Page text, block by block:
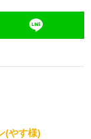
(やす様)